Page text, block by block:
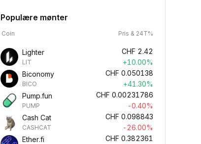
Populære mønter
Coin Pris & 24T%
Lighter
LIT
CHF 2.42
+10.00%
Biconomy
BICO
CHF 0.050138
+41.30%
Pump.fun
PUMP
CHF 0.00231786
-0.40%
Cash Cat
CASHCAT
CHF 0.098843
-26.00%
Ether.fi
CHF 0.382361